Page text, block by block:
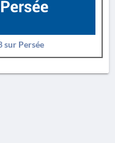
sur Persée